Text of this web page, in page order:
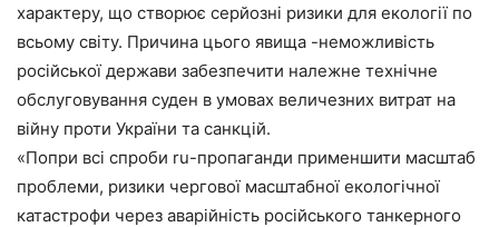
характеру, що створює серйозні ризики для екології по
всьому світу. Причина цього явища -неможливість
російської держави забезпечити належне технічне
обслуговування суден в умовах величезних витрат на
війну проти України та санкцій.
«Попри всі спроби ru-пропаганди применшити масштаб
проблеми, ризики чергової масштабної екологічної
катастрофи через аварійність російського танкерного